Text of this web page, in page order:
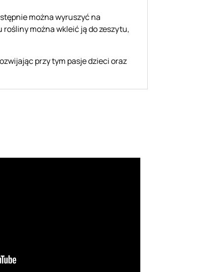
można wyruszyć na
można wkleić ją do zeszytu,
przy tym pasje dzieci oraz